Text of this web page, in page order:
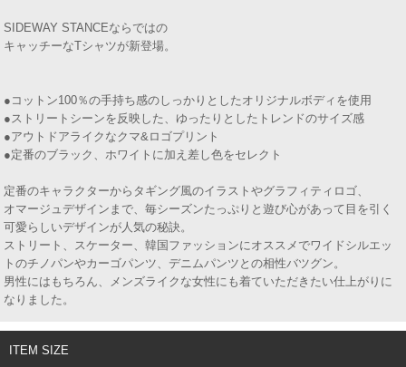
SIDEWAY STANCEならではの
キャッチーなTシャツが新登場。
●コットン100％の手持ち感のしっかりとしたオリジナルボディを使用
●ストリートシーンを反映した、ゆったりとしたトレンドのサイズ感
●アウトドアライクなクマ&ロゴプリント
●定番のブラック、ホワイトに加え差し色をセレクト
定番のキャラクターからタギング風のイラストやグラフィティロゴ、
オマージュデザインまで、毎シーズンたっぷりと遊び心があって目を引く
可愛らしいデザインが人気の秘訣。
ストリート、スケーター、韓国ファッションにオススメでワイドシルエッ
トのチノパンやカーゴパンツ、デニムパンツとの相性バツグン。
男性にはもちろん、メンズライクな女性にも着ていただきたい仕上がりに
なりました。
ITEM SIZE